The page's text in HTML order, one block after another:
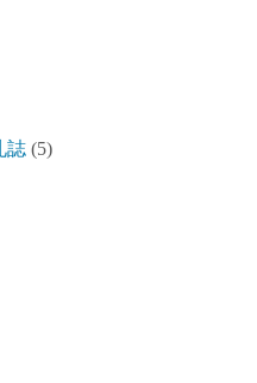
誌 (5)